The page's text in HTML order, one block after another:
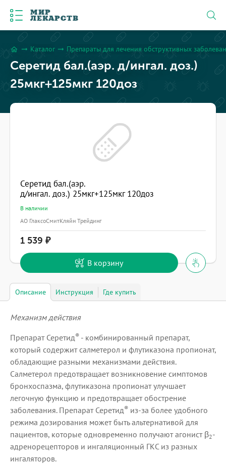
МИР
ЛЕКАРСТВ
home arrow_right_alt Каталог arrow_right_alt Препараты для лечения обструктивных
Серетид бал.(аэр. д/ингал. доз.)
25мкг+125мкг 120доз
Серетид бал.(аэр.
д/ингал. доз.) 25мкг+125мкг 120доз
В наличии
АО ГлаксоСмитКляйн Трейдинг
1 539
В корзину
Описание Инструкция Где купить
Механизм действия
Препарат Серетид ® - комбинированный препарат,
который содержит салметерол и флутиказона пропионат,
обладающие разными механизмами действия.
Салметерол предотвращает возникновение симптомов
бронхоспазма, флутиказона пропионат улучшает
легочную функцию и предотвращает обострение
заболевания. Препарат Серетид ® из-за более удобного
режима дозирования может быть альтернативой для
пациентов, которые одновременно получают агонист β2-
адренорецепторов и ингаляционный ГКС из разных
ингаляторов.